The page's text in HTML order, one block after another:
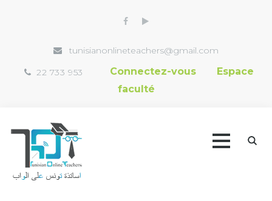
tunisianonlineteachers@gmail.com
22 733 953
Connectez-vous
Espace
faculté